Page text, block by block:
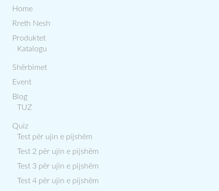
Home
Rreth Nesh
Produktet
Katalogu
Shërbimet
Event
Blog
TUZ
Quiz
Test për ujin e pijshëm
Test 2 për ujin e pijshëm
Test 3 për ujin e pijshëm
Test 4 për ujin e pijshëm